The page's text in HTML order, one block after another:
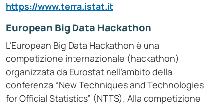
https://www.terra.istat.it
European Big Data Hackathon
L’European Big Data Hackathon è una
competizione internazionale (hackathon)
organizzata da Eurostat nell’ambito della
conferenza “New Techniques and Technologies
for Official Statistics” (NTTS). Alla competizione